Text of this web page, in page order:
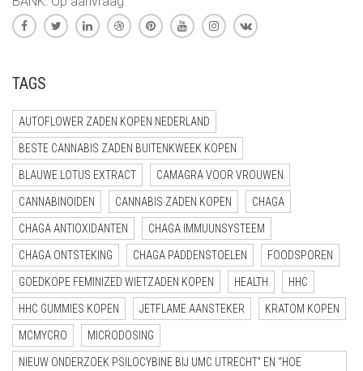
TAGS
AUTOFLOWER ZADEN KOPEN NEDERLAND
BESTE CANNABIS ZADEN BUITENKWEEK KOPEN
BLAUWE LOTUS EXTRACT CAMAGRA VOOR VROUWEN
CANNABINOIDEN CANNABIS ZADEN KOPEN CHAGA
CHAGA ANTIOXIDANTEN CHAGA IMMUUNSYSTEEM
CHAGA ONTSTEKING CHAGA PADDENSTOELEN FOODSPOREN
GOEDKOPE FEMINIZED WIETZADEN KOPEN HEALTH HHC
HHC GUMMIES KOPEN JETFLAME AANSTEKER KRATOM KOPEN
MCMYCRO MICRODOSING
NIEUW ONDERZOEK PSILOCYBINE BIJ UMC UTRECHT” EN “HOE